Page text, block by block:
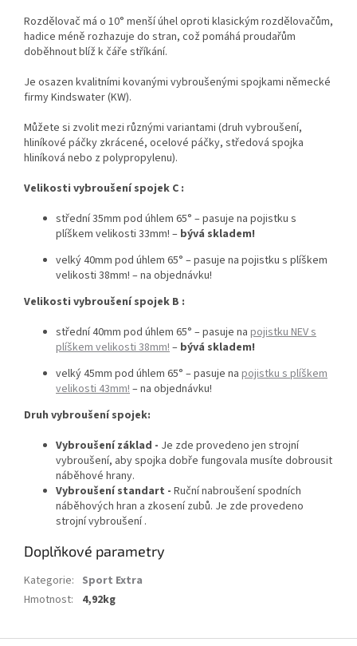
Rozdělovač má o 10° menší úhel oproti klasickým rozdělovačům,
hadice méně rozhazuje do stran, což pomáhá proudařům
doběhnout blíž k čáře stříkání.
Je osazen kvalitními kovanými vybroušenými spojkami německé
firmy Kindswater (KW).
Můžete si zvolit mezi různými variantami (druh vybroušení,
hliníkové páčky zkrácené, ocelové páčky, středová spojka
hliníková nebo z polypropylenu).
Velikosti vybroušení spojek C :
střední 35mm pod úhlem 65° –pasuje na pojistku s
plíškem velikosti 33mm! – bývá skladem!
velký 40mm pod úhlem 65° – pasuje na pojistku s plíškem
velikosti 38mm! – na objednávku!
Velikosti vybroušení spojek B :
střední 40mm pod úhlem 65° –pasuje na pojistku NEV s
plíškem velikosti 38mm! – bývá skladem!
velký 45mm pod úhlem 65° – pasuje na pojistku s plíškem
velikosti 43mm! – na objednávku!
Druh vybroušení spojek:
Vybroušení základ - Je zde provedeno jen strojní
vybroušení, aby spojka dobře fungovala musíte dobrousit
náběhové hrany.
Vybroušení standart - Ruční nabroušení spodních
náběhových hran a zkosení zubů. Je zde provedeno
strojní vybroušení .
Doplňkové parametry
Kategorie: Sport Extra
Hmotnost: 4,92kg